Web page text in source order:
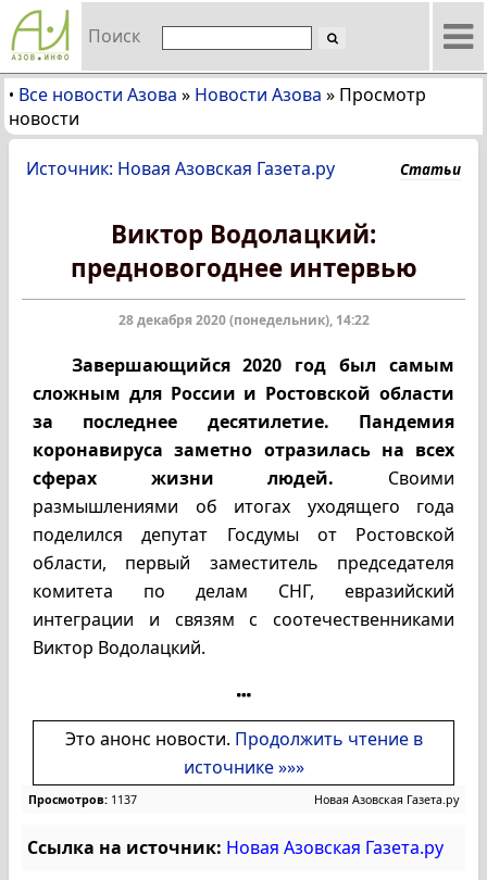
Поиск
• Все новости Азова » Новости Азова » Просмотр
новости
Источник: Новая Азовская Газета.ру Статьи
Виктор Водолацкий:
предновогоднее интервью
28 декабря 2020 (понедельник), 14:22
Завершающийся 2020 год был самым
сложным для России и Ростовской области
за последнее десятилетие. Пандемия
коронавируса заметно отразилась на всех
сферах жизни людей. Своими
размышлениями об итогах уходящего года
поделился депутат Госдумы от Ростовской
области, первый заместитель председателя
комитета по делам СНГ, евразийский
интеграции и связям с соотечественниками
Виктор Водолацкий.
Это анонс новости. Продолжить чтение в
источнике »»»
Просмотров: 1137 Новая Азовская Газета.ру
Ссылка на источник: Новая Азовская Газета.ру